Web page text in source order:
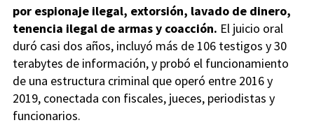
por espionaje ilegal, extorsión, lavado de dinero,
tenencia ilegal de armas y coacción. El juicio oral
duró casi dos años, incluyó más de 106 testigos y 30
terabytes de información, y probó el funcionamiento
de una estructura criminal que operó entre 2016 y
2019, conectada con fiscales, jueces, periodistas y
funcionarios.